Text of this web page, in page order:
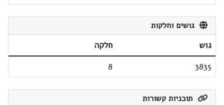
גושים וחלקות
גוש
חלקה
3835
8
תוכניות קשורות